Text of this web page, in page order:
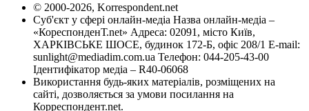
© 2000-2026, Korrespondent.net
Суб'єкт у сфері онлайн-медіа Назва онлайн-медіа –
«КореспонденТ.net» Адреса: 02091, місто Київ,
ХАРКІВСЬКЕ ШОСЕ, будинок 172-Б, офіс 208/1 E-mail:
sunlight@mediadim.com.ua Телефон: 044-205-43-00
Ідентифікатор медіа – R40-06068
Використання будь-яких матеріалів, розміщених на
сайті, дозволяється за умови посилання на
Корреспондент.net.